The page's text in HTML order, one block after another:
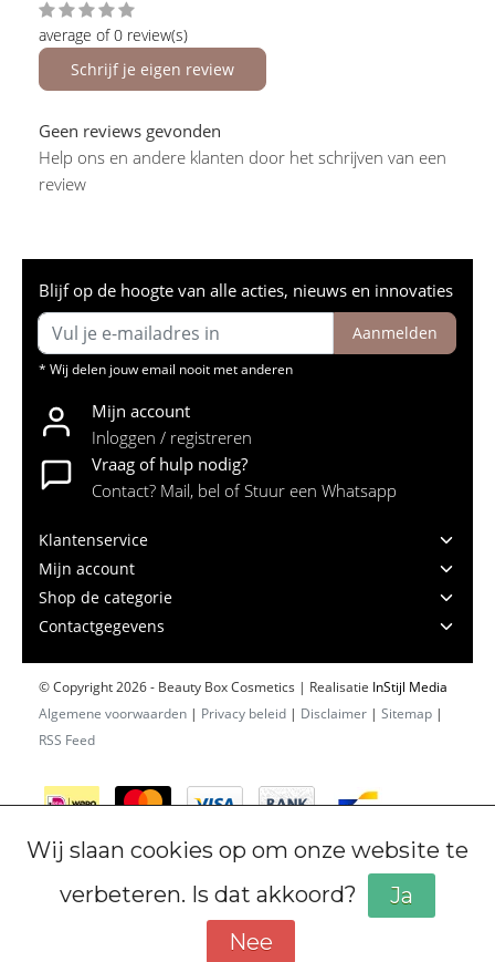
average of 0 review(s)
Schrijf je eigen review
Geen reviews gevonden
Help ons en andere klanten door het schrijven van een
review
Blijf op de hoogte van alle acties, nieuws en innovaties
Aanmelden
* Wij delen jouw email nooit met anderen
Mijn account
Inloggen / registreren
Vraag of hulp nodig?
Contact? Mail, bel of Stuur een Whatsapp
Klantenservice
Mijn account
Shop de categorie
Contactgegevens
© Copyright 2026 - Beauty Box Cosmetics | Realisatie InStijl Media
Algemene voorwaarden | Privacy beleid | Disclaimer | Sitemap |
RSS Feed
Wij slaan cookies op om onze website te
verbeteren. Is dat akkoord?
Ja
Nee